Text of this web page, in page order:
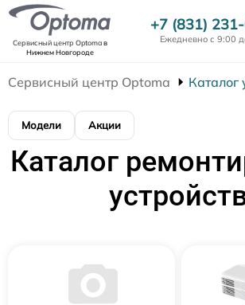
Сервисный центр Optomaв
Нижнем Новгороде
+7 (831)
Ежедневно с 9:00
Сервисный центр Optoma Каталог
Модели Акции
Каталог